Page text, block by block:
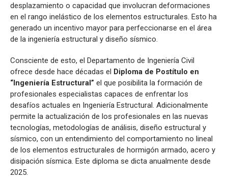
desplazamiento o capacidad que involucran deformaciones
en el rango inelástico de los elementos estructurales. Esto ha
generado un incentivo mayor para perfeccionarse en el área
de la ingeniería estructural y diseño sísmico.
Consciente de esto, el Departamento de Ingeniería Civil
ofrece desde hace décadas el Diploma de Postítulo en
“Ingeniería Estructural” el que posibilita la formación de
profesionales especialistas capaces de enfrentar los
desafíos actuales en Ingeniería Estructural. Adicionalmente
permite la actualización de los profesionales en las nuevas
tecnologías, metodologías de análisis, diseño estructural y
sísmico, con un entendimiento del comportamiento no lineal
de los elementos estructurales de hormigón armado, acero y
disipación sísmica. Este diploma se dicta anualmente desde
2025.